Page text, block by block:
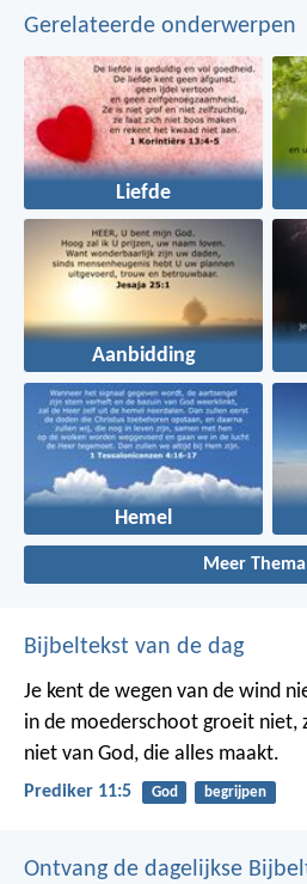
Gerelateerde onderwerpen
Liefde
Aanbidding
Hemel
Meer
Bijbeltekst van de dag
Je kent de wegen van de wind
in de moederschoot groeit niet,
niet van God, die alles maakt.
Prediker 11:5 God begrijpen
Ontvang de dagelijkse